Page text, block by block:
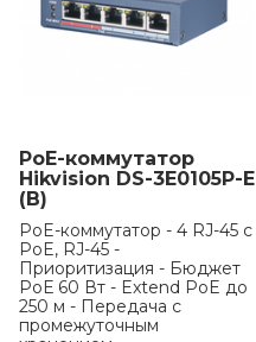
PoE-коммутатор
Hikvision DS-3E0105P-E
(B)
PoE-коммутатор - 4 RJ-45 с
PoE, RJ-45 -
Приоритизация - Бюджет
РоЕ 60 Вт - Extend PoE до
250 м - Передача с
промежуточным